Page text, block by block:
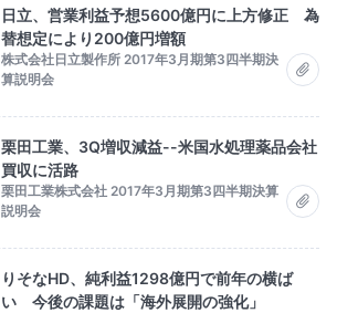
日立、営業利益予想5600億円に上方修正 為
替想定により200億円増額
株式会社日立製作所 2017年3月期第3四半期決
算説明会
栗田工業、3Q増収減益--米国水処理薬品会社
買収に活路
栗田工業株式会社 2017年3月期第3四半期決算
説明会
りそなHD、純利益1298億円で前年の横ば
い 今後の課題は「海外展開の強化」